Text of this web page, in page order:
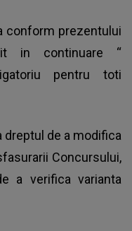
prezentului
in continuare “
pentru toti
de a modifica
Concursului,
a verifica varianta